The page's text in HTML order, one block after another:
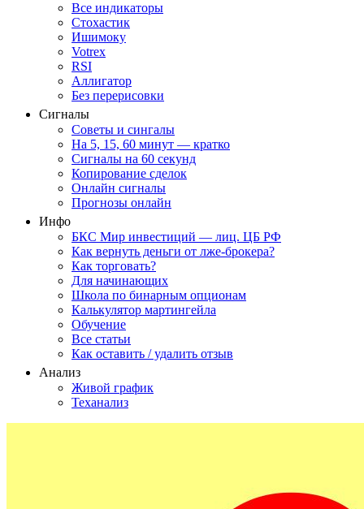
Все индикаторы
Стохастик
Ишимоку
Votrex
RSI
Аллигатор
Без перерисовки
Сигналы
Советы и сингалы
На 5, 15, 60 минут — кратко
Сигналы на 60 секунд
Копирование сделок
Онлайн сигналы
Прогнозы онлайн
Инфо
БКС Мир инвестиций — лиц. ЦБ РФ
Как вернуть деньги от лже-брокера?
Как торговать?
Для начинающих
Школа по бинарным опционам
Калькулятор мартингейла
Обучение
Все статьи
Как оставить / удалить отзыв
Анализ
Живой график
Теханализ